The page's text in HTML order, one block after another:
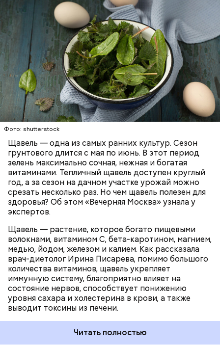
Фото: shutterstock
Щавель — одна из самых ранних культур. Сезон
грунтового длится с мая по июнь. В этот период
зелень максимально сочная, нежная и богатая
витаминами. Тепличный щавель доступен круглый
год, а за сезон на дачном участке урожай можно
срезать несколько раз. Но чем щавель полезен для
здоровья? Об этом «Вечерняя Москва» узнала у
экспертов.
Щавель — растение, которое богато пищевыми
волокнами, витамином С, бета-каротином, магнием,
медью, йодом, железом и калием. Как рассказала
врач-диетолог Ирина Писарева, помимо большого
количества витаминов, щавель укрепляет
иммунную систему, благоприятно влияет на
состояние нервов, способствует понижению
уровня сахара и холестерина в крови, а также
выводит токсины из печени.
Опасность же щавеля состоит в том, что он
содержит большое количество щавелевой кислоты,
которая может способствовать образованию
Читать полностью
ЗДОРОВЬЕ ВРАЧИ
РАСТЕНИЯ
ПРОДУКТЫ
Диетолог отметила, что норма потребления
— Я советую есть не более одного зубчика чеснока
в сыром виде в день. Тем не менее некоторым
людям стоит вообще отказаться от данного
продукта. Например, тем, у кого есть проблемы с
желудочно-кишечным трактом. Эфирные масла
оказывают раздражающее действие на слизистые
оболочки кишечника и могут вызвать обострение,
— предупредила Соломатина.
атеросклерозом.